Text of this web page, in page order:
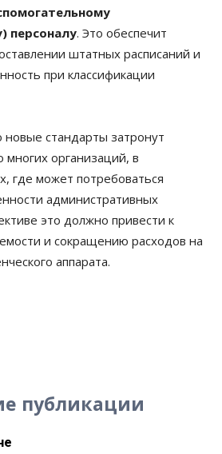
персоналу. Это обеспечит
штатных расписаний и
при классификации
новые стандарты затронут
многих организаций, в
где может потребоваться
административных
это должно привести к
и сокращению расходов на
аппарата.
публикации